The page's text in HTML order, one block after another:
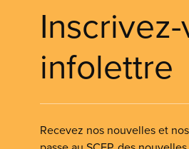
infolettre
Recevez nos nouvelles et